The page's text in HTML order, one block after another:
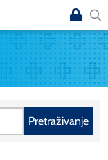
Pretraživanje